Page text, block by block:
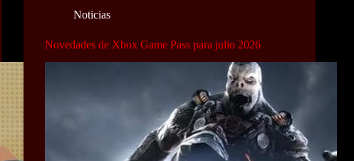
Noticias
Novedades de Xbox Game Pass para julio 2026